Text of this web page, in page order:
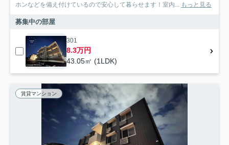
ホンなどを備え付けているので安心して暮らせます！室内... もっと見る
募集中の部屋
301
8.3万円
43.05㎡ (1LDK)
賃貸マンション